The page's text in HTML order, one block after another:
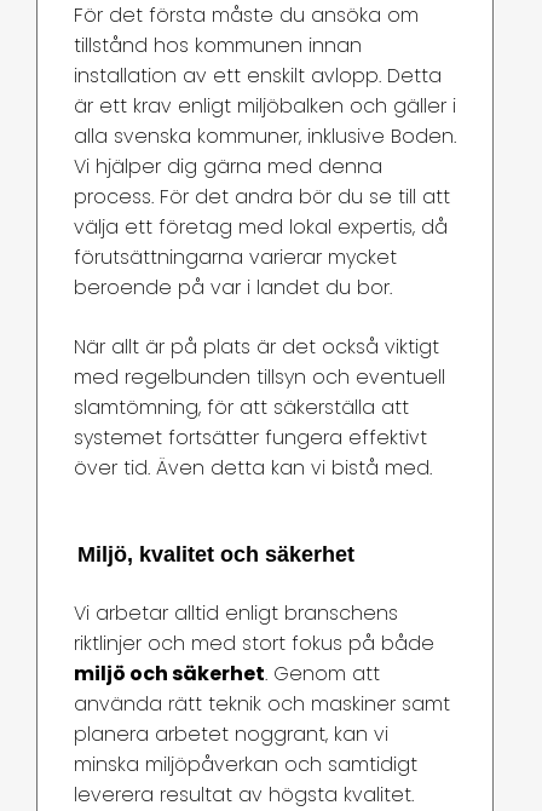
För det första måste du ansöka om
tillstånd hos kommunen innan
installation av ett enskilt avlopp. Detta
är ett krav enligt miljöbalken och gäller i
alla svenska kommuner, inklusive Boden.
Vi hjälper dig gärna med denna
process. För det andra bör du se till att
välja ett företag med lokal expertis, då
förutsättningarna varierar mycket
beroende på var i landet du bor.
När allt är på plats är det också viktigt
med regelbunden tillsyn och eventuell
slamtömning, för att säkerställa att
systemet fortsätter fungera effektivt
över tid. Även detta kan vi bistå med.
Miljö, kvalitet och säkerhet
Vi arbetar alltid enligt branschens
riktlinjer och med stort fokus på både
miljö och säkerhet. Genom att
använda rätt teknik och maskiner samt
planera arbetet noggrant, kan vi
minska miljöpåverkan och samtidigt
leverera resultat av högsta kvalitet.